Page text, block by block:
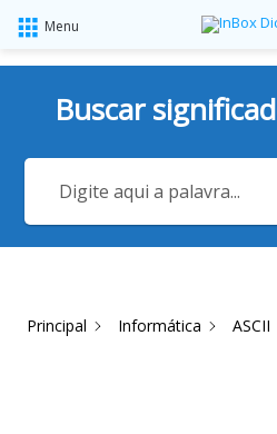
Menu
Buscar
Principal Informática ASCII